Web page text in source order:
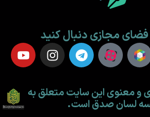
فضای مجازی دنبال کنید
و معنوی این سایت متعلق به
لسان صدق است.